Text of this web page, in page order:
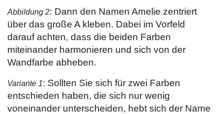
Abbildung 2: Dann den Namen Amelie zentriert
über das große A kleben. Dabei im Vorfeld
darauf achten, dass die beiden Farben
miteinander harmonieren und sich von der
Wandfarbe abheben.
Variante 1: Sollten Sie sich für zwei Farben
entschieden haben, die sich nur wenig
voneinander unterscheiden, hebt sich der Name